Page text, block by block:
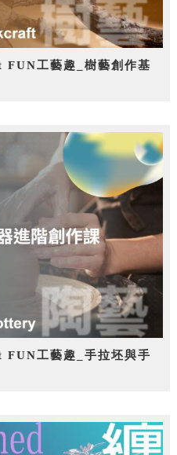
工藝趣_樹藝創作基
工藝趣_手拉坯與手